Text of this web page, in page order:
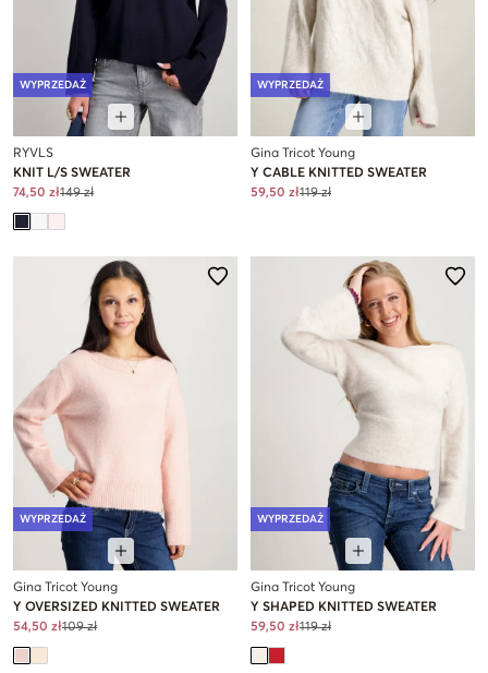
WYPRZEDAŻ
RYVLS
KNIT L/S SWEATER
74,50 zł149 zł
WYPRZEDAŻ
Gina Tricot Young
Y CABLE KNITTED SWEATER
59,50 zł119 zł
WYPRZEDAŻ
Gina Tricot Young
Y OVERSIZED KNITTED SWEATER
54,50 zł109 zł
WYPRZEDAŻ
Gina Tricot Young
Y SHAPED KNITTED SWEATER
59,50 zł119 zł